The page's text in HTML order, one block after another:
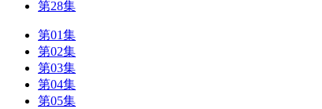
第28集
第01集
第02集
第03集
第04集
第05集